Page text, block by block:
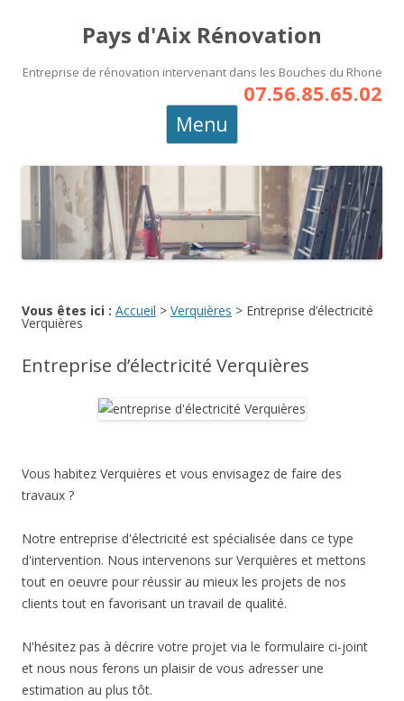
Pays d'Aix Rénovation
Entreprise de rénovation intervenant dans les Bouches du Rhone
07.56.85.65.02
Menu
Vous êtes ici : Accueil > Verquières > Entreprise d’électricité
Verquières
Entreprise d’électricité Verquières
Vous habitez Verquières et vous envisagez de faire des
travaux ?
Notre entreprise d'électricité est spécialisée dans ce type
d'intervention. Nous intervenons sur Verquières et mettons
tout en oeuvre pour réussir au mieux les projets de nos
clients tout en favorisant un travail de qualité.
N'hésitez pas à décrire votre projet via le formulaire ci-joint
et nous nous ferons un plaisir de vous adresser une
estimation au plus tôt.